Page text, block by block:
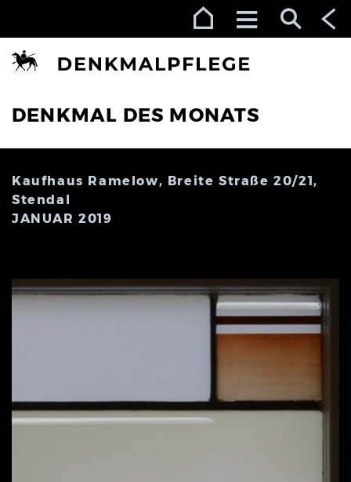
DENKMAL DES MONATS
Kaufhaus Ramelow, Breite Straße 20/21,
Stendal
JANUAR 2019